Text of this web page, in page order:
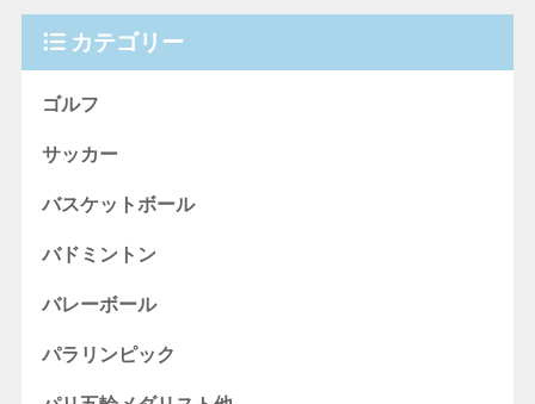
カテゴリー
ゴルフ
サッカー
バスケットボール
バドミントン
バレーボール
パラリンピック